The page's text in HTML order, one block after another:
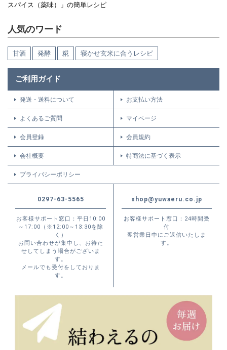
スパイス（薬味）」の簡単レシピ
人気のワード
甘酒 発酵 糀 寝かせ玄米に合うレシピ
ご利用ガイド
発送・送料について お支払い方法
よくあるご質問 マイページ
会員登録 会員規約
会社概要 特商法に基づく表示
プライバシーポリシー
0297-63-5565
お客様サポート窓口：平日10:00
～17:00（※12:00～13:30を除
く）
お問い合わせが集中し、お待た
せしてしまう場合がございま
す。
メールでも受付をしておりま
す。
shop@yuwaeru.co.jp
お客様サポート窓口：24時間受
付
翌営業日中にご返信いたしま
す。